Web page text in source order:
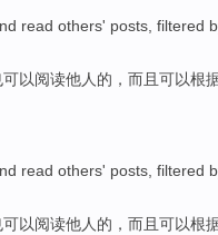
read others' posts, filtered
可以阅读他人 的， 而且可以根
read others' posts, filtered
可以阅读他人的， 而且 可以根